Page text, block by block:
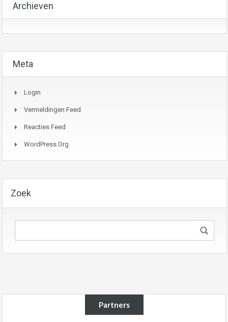
Archieven
Meta
Login
Vermeldingen Feed
Reacties Feed
WordPress.org
Zoek
Partners